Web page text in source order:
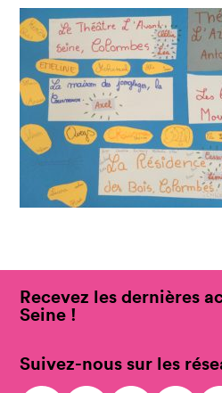
Recevez les dernières
Seine !
Suivez-nous sur les